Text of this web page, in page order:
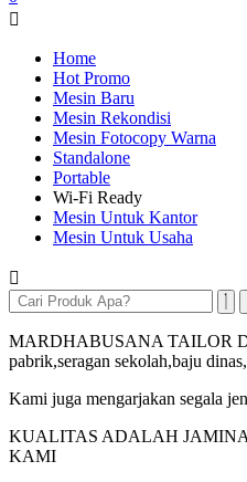
Home
Hot Promo
Mesin Baru
Mesin Rekondisi
Mesin Fotocopy Warna
Standalone
Portable
Wi-Fi Ready
Mesin Untuk Kantor
Mesin Untuk Usaha
MARDHABUSANA TAILOR
pabrik,seragan sekolah,baju
Kami juga mengarjakan segala
KUALITAS ADALAH
KAMI